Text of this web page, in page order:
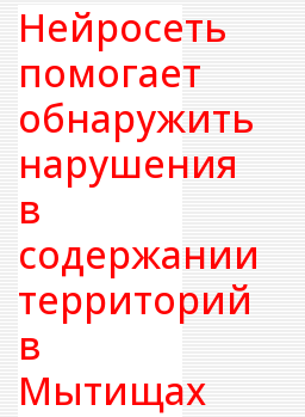
Нейросеть
помогает
обнаружить
нарушения
в
содержании
территорий
в
Мытищах